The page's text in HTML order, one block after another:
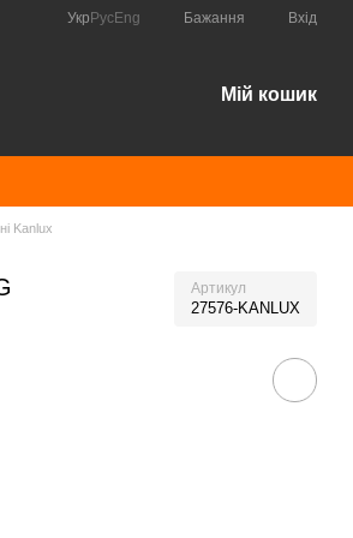
Укр РусEng Бажання Вхід
Мій кошик
Kanlux
Артикул
27576-KANLUX